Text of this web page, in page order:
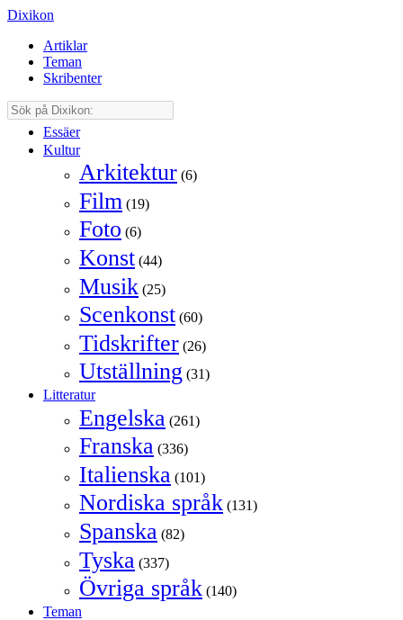
Dixikon
Artiklar
Teman
Skribenter
Essäer
Kultur
Arkitektur (6)
Film (19)
Foto (6)
Konst (44)
Musik (25)
Scenkonst (60)
Tidskrifter (26)
Utställning (31)
Litteratur
Engelska (261)
Franska (336)
Italienska (101)
Nordiska språk (131)
Spanska (82)
Tyska (337)
Övriga språk (140)
Teman